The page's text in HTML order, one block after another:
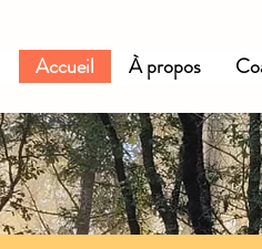
Accueil À propos